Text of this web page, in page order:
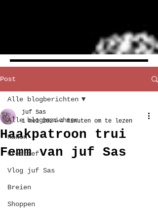
Post
Alle blogberichten
Haken
Creatief
Vlog juf Sas
Breien
Shoppen
Alle blogberichten
Haakpatroon trui
Femm van juf Sas
juf Sas
1 mei 2024 4 minuten om te lezen